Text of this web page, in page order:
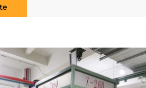
les équipements pour
jouent un rôle de plus en plus
et les solutions intégrées
: ils sont devenus
pour les fabricants souhaitant